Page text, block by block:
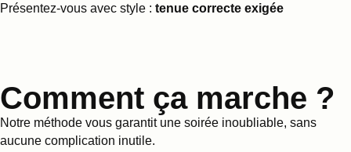
Présentez-vous avec style : tenue correcte exigée
Comment ça marche ?
Notre méthode vous garantit une soirée inoubliable, sans
aucune complication inutile.